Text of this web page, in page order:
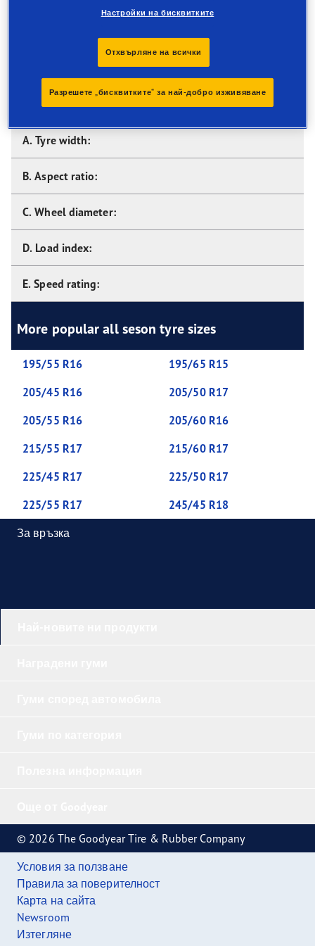
information you'll need to know about that tyre.
There are five key bits
of information on the
tyre’s sidewall:
A. Tyre width:
B. Aspect ratio:
C. Wheel diameter:
D. Load index:
E. Speed rating:
More popular all seson tyre sizes
195/55 R16
195/65 R15
205/45 R16
205/50 R17
205/55 R16
205/60 R16
215/55 R17
215/60 R17
225/45 R17
225/50 R17
225/55 R17
245/45 R18
За връзка
© 2026 The Goodyear Tire & Rubber Company
Условия за ползване
Правила за поверителност
Карта на сайта
Newsroom
Изтегляне
Настройки на бисквитките
Отхвърляне на всички
Разрешете „бисквитките“ за най-добро изживяване